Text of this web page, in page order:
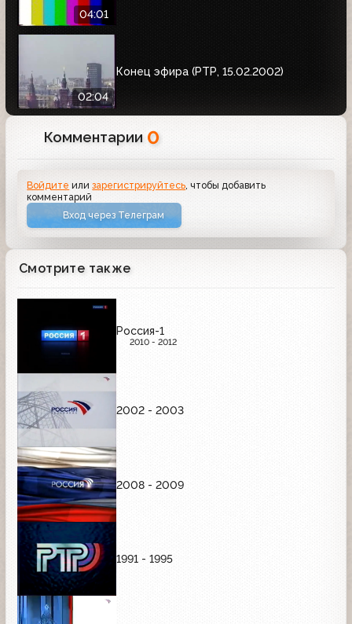
04:01
02:04
Конец эфира (РТР, 15.02.2002)
Комментарии 0
Войдите илизарегистрируйтесь , чтобы добавить
комментарий
Вход через Телеграм
Смотрите также
Россия-1
2010 - 2012
2002 - 2003
2008 - 2009
1991 - 1995